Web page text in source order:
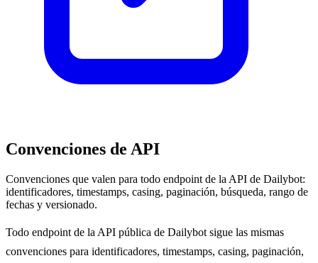
Convenciones de API
Convenciones que valen para todo endpoint de la API de Dailybot:
identificadores, timestamps, casing, paginación, búsqueda, rango de
fechas y versionado.
Todo endpoint de la API pública de Dailybot sigue las mismas
convenciones para identificadores, timestamps, casing, paginación,